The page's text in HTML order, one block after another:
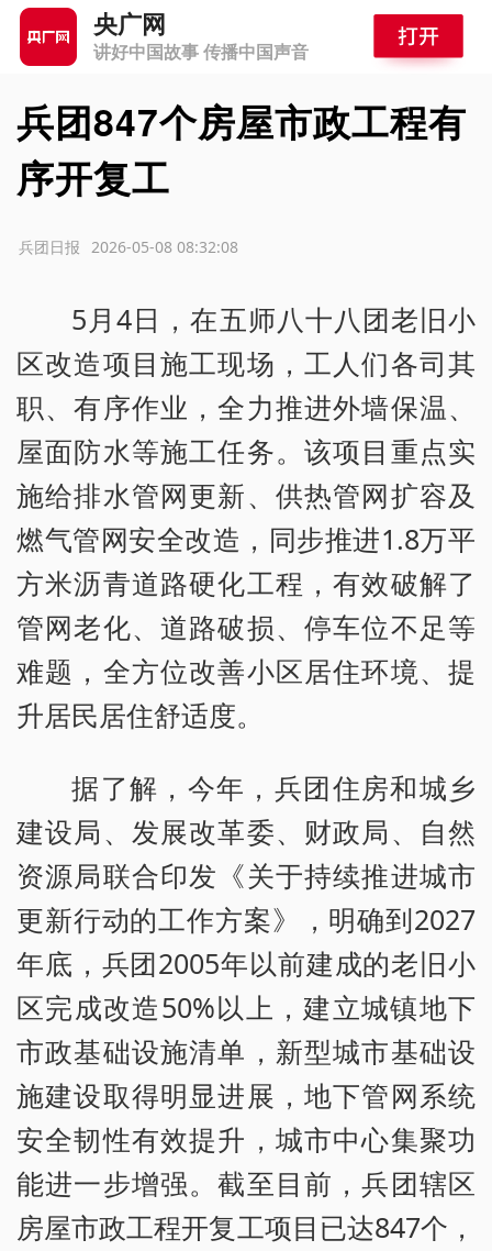
央广网
讲好中国故事 传播中国声音
兵团847个房屋市政工程有
序开复工
2026-05-08 08:32:08
兵团日报
5月4日，在五师八十八团老旧小
区改造项目施工现场，工人们各司其
职、有序作业，全力推进外墙保温、
屋面防水等施工任务。该项目重点实
施给排水管网更新、供热管网扩容及
燃气管网安全改造，同步推进1.8万平
方米沥青道路硬化工程，有效破解了
管网老化、道路破损、停车位不足等
难题，全方位改善小区居住环境、提
升居民居住舒适度。
据了解，今年，兵团住房和城乡
建设局、发展改革委、财政局、自然
资源局联合印发《关于持续推进城市
更新行动的工作方案》，明确到2027
年底，兵团2005年以前建成的老旧小
区完成改造50%以上，建立城镇地下
市政基础设施清单，新型城市基础设
施建设取得明显进展，地下管网系统
安全韧性有效提升，城市中心集聚功
能进一步增强。截至目前，兵团辖区
房屋市政工程开复工项目已达847个，